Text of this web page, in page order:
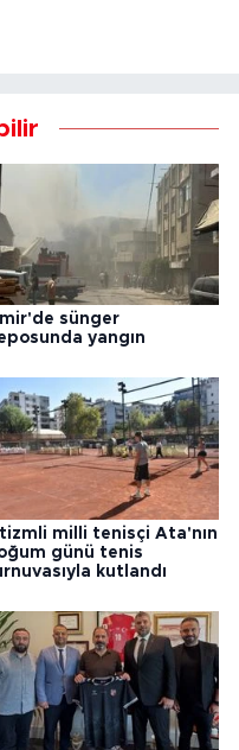
sünger
yangın
milli tenisçi Ata'nın
günü tenis
kutlandı